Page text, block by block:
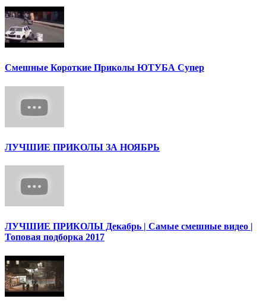
Смешные Короткие Приколы ЮТУБА Супер
ЛУЧШИЕ ПРИКОЛЫ ЗА НОЯБРЬ
ЛУЧШИЕ ПРИКОЛЫ Декабрь | Cамые смешные видео |
Топовая подборка 2017